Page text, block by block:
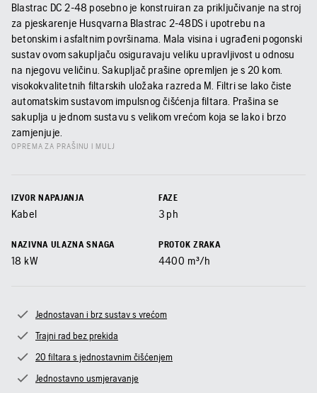
Blastrac DC 2-48 posebno je konstruiran za priključivanje na stroj
za pjeskarenje Husqvarna Blastrac 2-48DS i upotrebu na
betonskim i asfaltnim površinama. Mala visina i ugrađeni pogonski
sustav ovom sakupljaču osiguravaju veliku upravljivost u odnosu
na njegovu veličinu. Sakupljač prašine opremljen je s 20 kom.
visokokvalitetnih filtarskih uložaka razreda M. Filtri se lako čiste
automatskim sustavom impulsnog čišćenja filtara. Prašina se
sakuplja u jednom sustavu s velikom vrećom koja se lako i brzo
zamjenjuje.
OPREMA ZA PRAŠINU I MULJ
IZVOR NAPAJANJA
Kabel
FAZE
3 ph
NAZIVNA ULAZNA SNAGA
18 kW
PROTOK ZRAKA
4400 m³/h
Jednostavan i brz sustav s vrećom
Trajni rad bez prekida
20 filtara s jednostavnim čišćenjem
Jednostavno usmjeravanje